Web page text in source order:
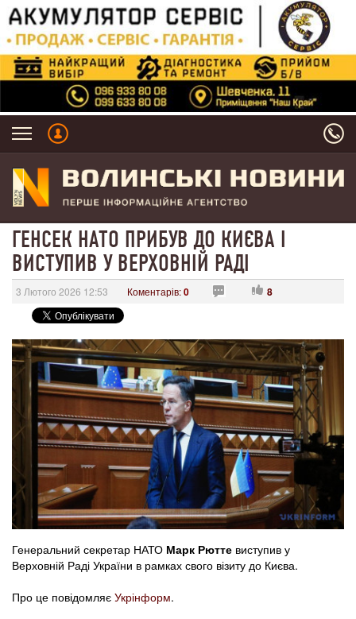
ГЕНСЕК НАТО ПРИБУВ ДО КИЄВА І
ВИСТУПИВ У ВЕРХОВНІЙ РАДІ
3 Лютого 2026 12:53 Коментарів:0 8
Генеральний секретар НАТО Марк Рютте виступив у
Верховній Раді України в рамках свого візиту до Києва.
Про це повідомляє Укрінформ.